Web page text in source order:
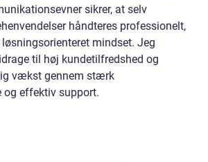
sikrer, at selv
håndteres professionelt,
mindset. Jeg
til høj kundetilfredshed og
vækst gennem stærk
og effektiv support.